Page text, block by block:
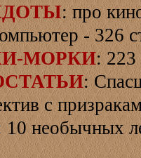
: про
- 326
МОРКИ: 223
:
с
10 необычных